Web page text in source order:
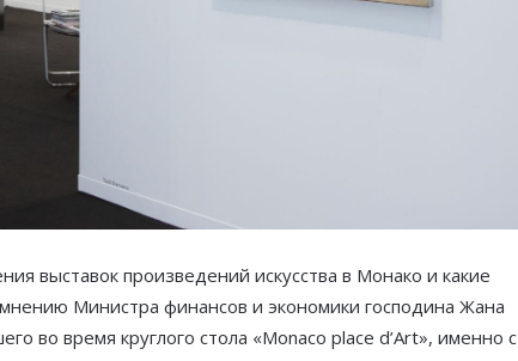
выставок произведений искусства в Монако и какие
Министра финансов и экономики господина Жана
во время круглого стола «Monaco place d’Art», именно с